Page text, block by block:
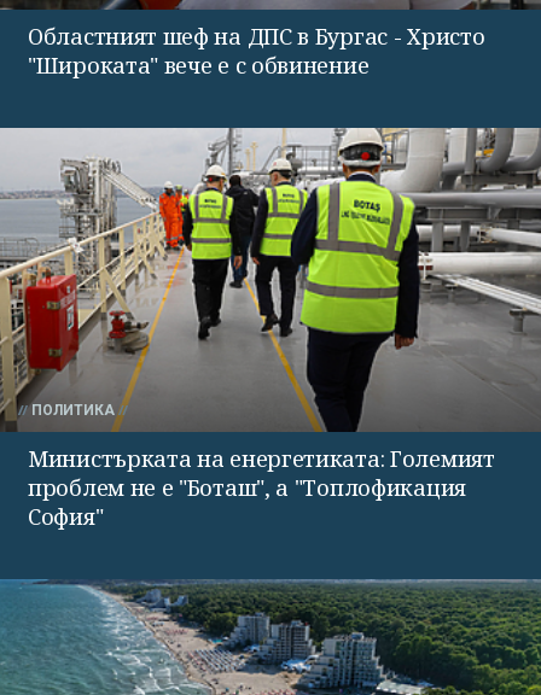
Областният шеф на ДПС в Бургас - Христо
"Широката" вече е с обвинение
ПОЛИТИКА
Министърката на енергетиката: Големият
проблем не е "Боташ", а "Топлофикация
София"